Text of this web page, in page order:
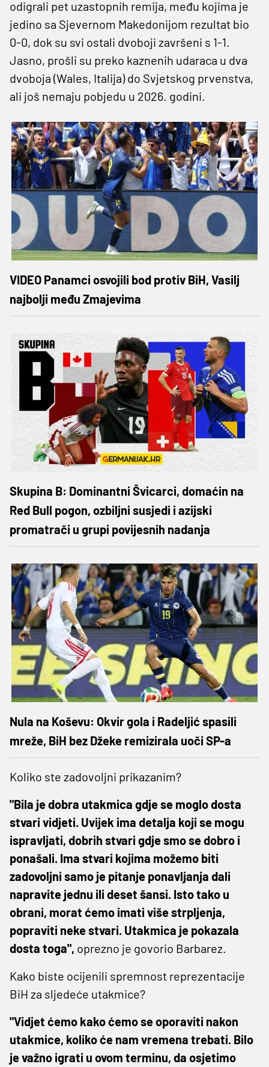
odigrali pet uzastopnih remija, među kojima je
jedino sa Sjevernom Makedonijom rezultat bio
0-0, dok su svi ostali dvoboji završeni s 1-1.
Jasno, prošli su preko kaznenih udaraca u dva
dvoboja (Wales, Italija) do Svjetskog prvenstva,
ali još nemaju pobjedu u 2026. godini.
VIDEO Panamci osvojili bod protiv BiH, Vasilj
najbolji među Zmajevima
Skupina B: Dominantni Švicarci, domaćin na
Red Bull pogon, ozbiljni susjedi i azijski
promatrači u grupi povijesnih nadanja
Nula na Koševu: Okvir gola i Radeljić spasili
mreže, BiH bez Džeke remizirala uoči SP-a
Koliko ste zadovoljni prikazanim?
"Bila je dobra utakmica gdje se moglo dosta
stvari vidjeti. Uvijek ima detalja koji se mogu
ispravljati, dobrih stvari gdje smo se dobro i
ponašali. Ima stvari kojima možemo biti
zadovoljni samo je pitanje ponavljanja dali
napravite jednu ili deset šansi. Isto tako u
obrani, morat ćemo imati više strpljenja,
popraviti neke stvari. Utakmica je pokazala
dosta toga", oprezno je govorio Barbarez.
Kako biste ocijenili spremnost reprezentacije
BiH za sljedeće utakmice?
"Vidjet ćemo kako ćemo se oporaviti nakon
utakmice, koliko će nam vremena trebati. Bilo
je važno igrati u ovom terminu, da osjetimo